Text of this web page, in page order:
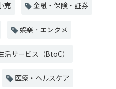
売 金融・保険・証券
娯楽・エンタメ
活サービス（BtoC）
医療・ヘルスケア